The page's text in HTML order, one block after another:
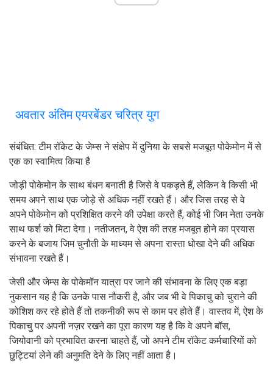
अवतार अंतिम एयरबेंडर चरित्र युग
संबंधित: टीम रॉकेट के जेम्स ने संक्षेप में दुनिया के सबसे मजबूत पोकेमोन में से
एक का स्वामित्व किया है
जोड़ी पोकेमोन के साथ बंधन बनाती है जिसे वे पकड़ते हैं, लेकिन वे किसी भी
समय अपने साथ एक जोड़े से अधिक नहीं रखते हैं। और जिस तरह से वे
अपने पोकेमोन को प्रशिक्षित करने की उपेक्षा करते हैं, कोई भी जिम नेता उनके
साथ फर्श को मिटा देगा। नतीजतन, वे ऐश की तरह मजबूत होने का प्रयास
करने के बजाय जिम चुनौती के माध्यम से अपना रास्ता धोखा देने की अधिक
संभावना रखते हैं।
जेसी और जेम्स के पोकेमॉन यात्रा पर जाने की संभावना के लिए एक बड़ा
नुकसान यह है कि उनके पास नौकरी है, और जब भी वे पिकाचु को चुराने की
कोशिश कर रहे होते हैं तो तकनीकी रूप से काम पर होते हैं। वास्तव में, ऐश के
पिकाचु पर अपनी नज़र रखने का पूरा कारण यह है कि वे अपने बॉस,
जियोवानी को प्रभावित करना चाहते हैं, जो अपने टीम रॉकेट कर्मचारियों को
छुट्टियां लेने की अनुमति देने के लिए नहीं आता है।